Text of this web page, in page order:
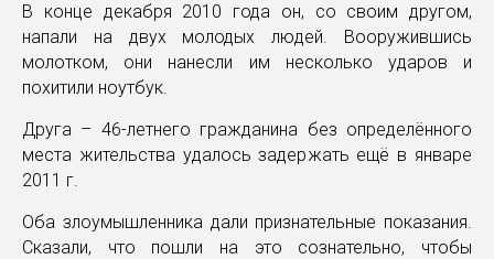
В конце декабря 2010 года он, со своим другом,
напали на двух молодых людей. Вооружившись
молотком, они нанесли им несколько ударов и
похитили ноутбук.
Друга – 46-летнего гражданина без определённого
места жительства удалось задержать ещё в январе
2011 г.
Оба злоумышленника дали признательные показания.
Сказали, что пошли на это сознательно, чтобы